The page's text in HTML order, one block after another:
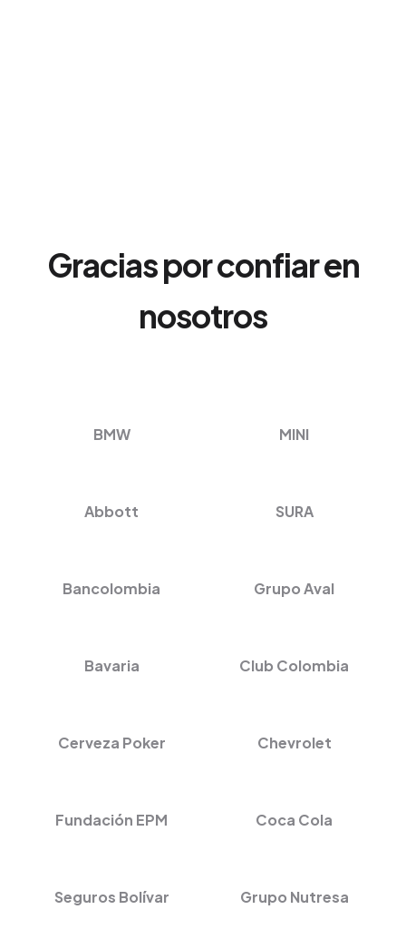
Gracias por confiar en
nosotros
BMW MINI
Abbott SURA
Bancolombia Grupo Aval
Bavaria Club Colombia
Cerveza Poker Chevrolet
Fundación EPM Coca Cola
Seguros Bolívar Grupo Nutresa